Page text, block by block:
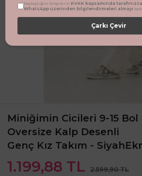
Miniğimin Cicileri 9-15 Bol
Oversize Kalp Desenli
Genç Kız Takım -
1.199,88 TL 2.599,90 TL
Paylaştığım bilgilerin KVKK kapsamında
WhatsApp üzerinden bilgilendirmeleri almayı
Çarkı Çevir